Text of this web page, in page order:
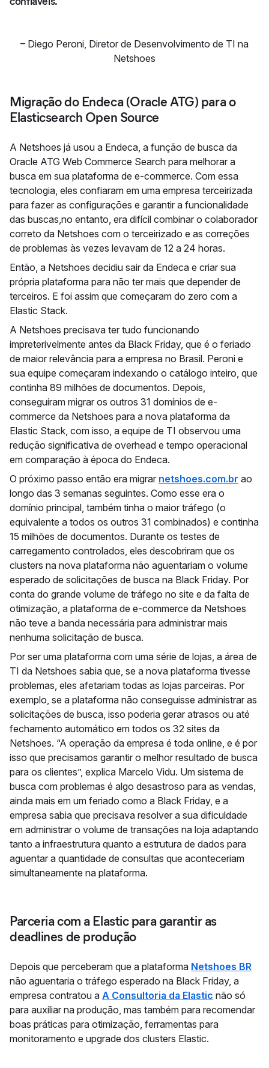
– Diego Peroni Diretor de Desenvolvimento de TI na
Netshoes
Migração do Endeca (Oracle ATG) para o
Elasticsearch Open Source
A Netshoes já usou a Endeca, a função de busca da
Oracle ATG Web Commerce Search para melhorar a
busca em sua plataforma de e-commerce. Com essa
tecnologia, eles confiaram em uma empresa terceirizada
para fazer as configurações e garantir a funcionalidade
das buscas,no entanto, era difícil combinar o colaborador
correto da Netshoes com o terceirizado e as correções
de problemas às vezes levavam de 12 a 24 horas.
Então, a Netshoes decidiu sair da Endeca e criar sua
própria plataforma para não ter mais que depender de
terceiros. E foi assim que começaram do zero com a
Elastic Stack.
A Netshoes precisava ter tudo funcionando
impreterivelmente antes da Black Friday, que é o feriado
de maior relevância para a empresa no Brasil. Peroni e
sua equipe começaram indexando o catálogo inteiro, que
continha 89 milhões de documentos. Depois,
conseguiram migrar os outros 31 domínios de e-
commerce da Netshoes para a nova plataforma da
Elastic Stack, com isso, a equipe de TI observou uma
redução significativa de overhead e tempo operacional
em comparação à época do Endeca.
O próximo passo então era migrar netshoes.com.br ao
longo das 3 semanas seguintes. Como esse era o
domínio principal, também tinha o maior tráfego (o
equivalente a todos os outros 31 combinados) e continha
15 milhões de documentos. Durante os testes de
carregamento controlados, eles descobriram que os
clusters na nova plataforma não aguentariam o volume
esperado de solicitações de busca na Black Friday. Por
conta do grande volume de tráfego no site e da falta de
otimização, a plataforma de e-commerce da Netshoes
não teve a banda necessária para administrar mais
nenhuma solicitação de busca.
Por ser uma plataforma com uma série de lojas, a área de
TI da Netshoes sabia que, se a nova plataforma tivesse
problemas, eles afetariam todas as lojas parceiras. Por
exemplo, se a plataforma não conseguisse administrar as
solicitações de busca, isso poderia gerar atrasos ou até
fechamento automático em todos os 32 sites da
Netshoes. “A operação da empresa é toda online, e é por
isso que precisamos garantir o melhor resultado de busca
para os clientes”, explica Marcelo Vidu. Um sistema de
busca com problemas é algo desastroso para as vendas,
ainda mais em um feriado como a Black Friday, e a
empresa sabia que precisava resolver a sua dificuldade
em administrar o volume de transações na loja adaptando
tanto a infraestrutura quanto a estrutura de dados para
aguentar a quantidade de consultas que aconteceriam
simultaneamente na plataforma.
Parceria com a Elastic para garantir as
deadlines de produção
Depois que perceberam que a plataforma Netshoes BR
não aguentaria o tráfego esperado na Black Friday, a
empresa contratou a A Consultoria da Elastic não só
para auxiliar na produção, mas também para recomendar
boas práticas para otimização, ferramentas para
monitoramento e upgrade dos clusters Elastic.